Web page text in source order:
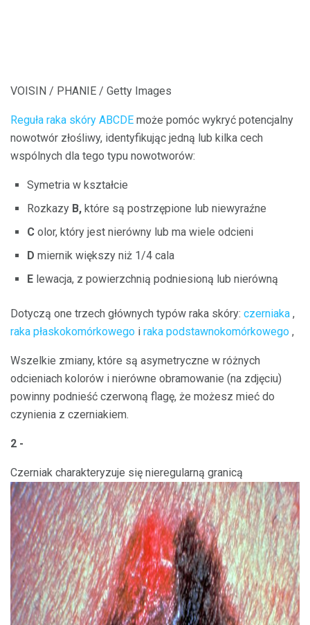
VOISIN / PHANIE / Getty Images
Reguła raka skóry ABCDE może pomóc wykryć potencjalny
nowotwór złośliwy, identyfikując jedną lub kilka cech
wspólnych dla tego typu nowotworów:
Symetria w kształcie
Rozkazy B, które są postrzępione lub niewyraźne
C olor, który jest nierówny lub ma wiele odcieni
D miernik większy niż 1/4 cala
E lewacja, z powierzchnią podniesioną lub nierówną
Dotyczą one trzech głównych typów raka skóry: czerniaka ,
raka płaskokomórkowego i raka podstawnokomórkowego ,
Wszelkie zmiany, które są asymetryczne w różnych
odcieniach kolorów i nierówne obramowanie (na zdjęciu)
powinny podnieść czerwoną flagę, że możesz mieć do
czynienia z czerniakiem.
2 -
Czerniak charakteryzuje się nieregularną granicą